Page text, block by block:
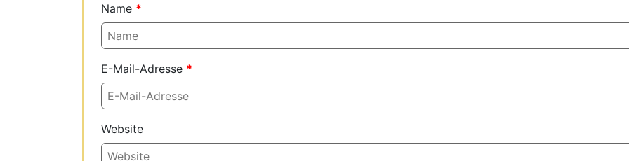
Name *
E-Mail-Adresse *
Website